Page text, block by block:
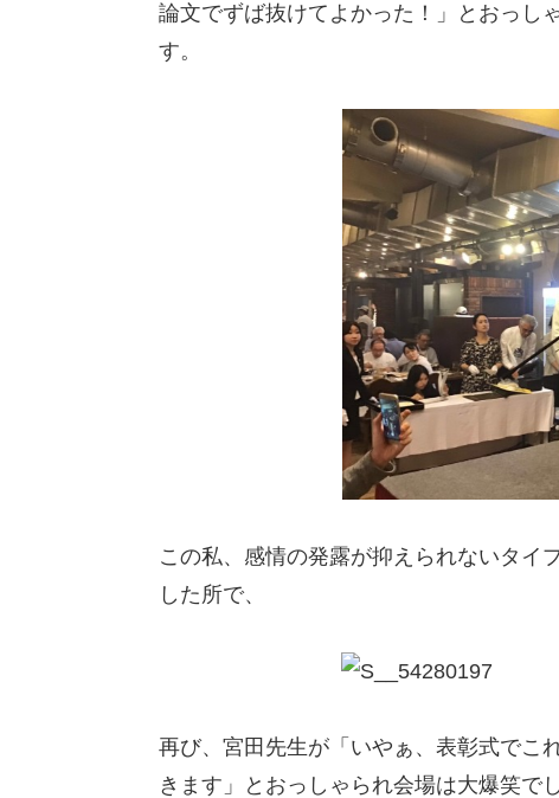
論文でずば抜けてよかった！」とおっし
す。
この私、感情の発露が抑えられないタイ
した所で、
再び、宮田先生が「いやぁ、表彰式でこ
きます」とおっしゃられ会場は大爆笑でし